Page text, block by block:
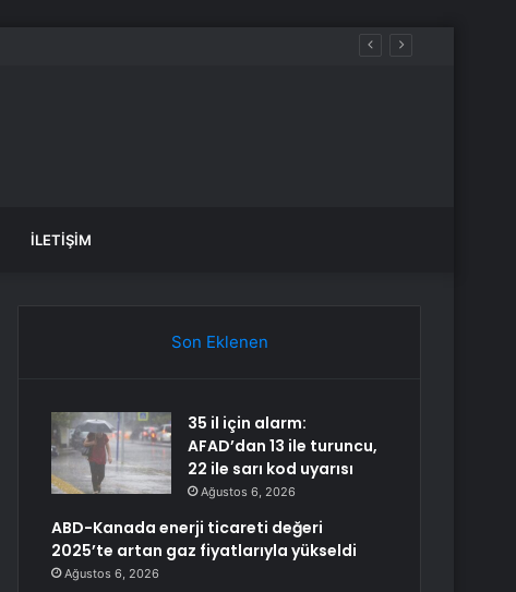
İLETIŞIM
Son Eklenen
35 il için alarm:
AFAD’dan 13 ile turuncu,
22 ile sarı kod uyarısı
Ağustos 6, 2026
ABD-Kanada enerji ticareti değeri
2025’te artan gaz fiyatlarıyla yükseldi
Ağustos 6, 2026